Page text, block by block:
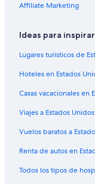
Hoteles con concierge
Hoteles para ir de
Hoteles todo incluido
Hoteles de ski en
Hoteles en la playa en
Hoteles familiares en
Hoteles románticos en
Hoteles baratos en
Hoteles boutique en
Affiliate Marketing
Ideas para
Lugares turísticos de
Hoteles en Estados
Casas vacacionales en
Viajes a Estados Unidos
Vuelos baratos a
Renta de autos en
Todos los tipos de